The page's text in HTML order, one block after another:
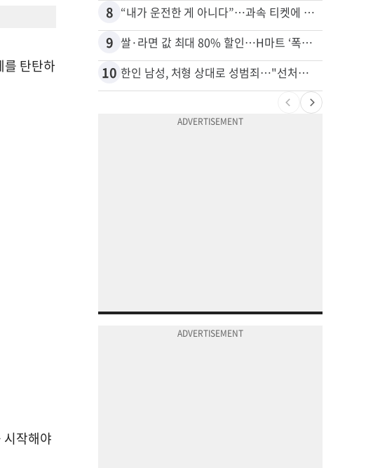
탄탄하
작해야
8 “내가 운전한 게 아니다”…과속 티켓에 오토파일럿 탓한 운전자
9 쌀·라면 값 최대 80% 할인…H마트 ‘폭탄 세일’
10 한인 남성, 처형 상대로 성범죄…"선처해줬더니 배신자 취급"